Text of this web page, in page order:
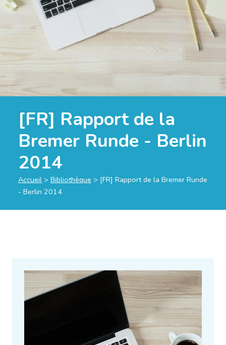
[FR] Rapport de la
Bremer Runde - Berlin
2014
Accueil > Bibliothèque > [FR] Rapport de la Bremer Runde
- Berlin 2014